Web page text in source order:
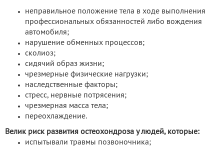
неправильное положение тела в ходе выполнения
профессиональных обязанностей либо вождения
автомобиля;
нарушение обменных процессов;
сколиоз;
сидячий образ жизни;
чрезмерные физические нагрузки;
наследственные факторы;
стресс, нервные потрясения;
чрезмерная масса тела;
переохлаждение.
Велик риск развития остеохондроза у людей, которые:
испытывали травмы позвоночника;